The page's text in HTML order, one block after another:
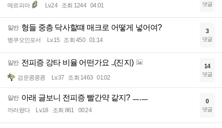
메르피아 Lv.24 조회 1244 04:01 댓글
일반 형들 중층 닥사할떄 매크로 어떻게 넣어여?
벵쿠오인포서 Lv.15 조회 450 01:14
3
댓글
일반 전피증 강타 비율 어떤가요 ..(진지)
검운콩콩콩 Lv.37 조회 1463 01:02
14
댓글
일반 아래 글보니 전피증 빨간약 같지? ㅡ.ㅡ
까러왔다 Lv.18 조회 861 00:24
0
댓글